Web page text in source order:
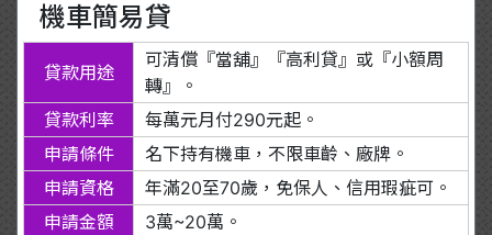
機車簡易貸
貸款用途
可清償『當舖』『高利貸』或『小額周
轉』。
貸款利率
每萬元月付290元起。
申請條件
名下持有機車，不限車齡、廠牌。
申請資格
年滿20至70歲，免保人、信用瑕疵可。
申請金額
3萬~20萬。